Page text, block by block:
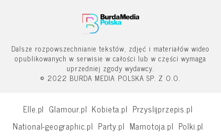
Dalsze rozpowszechnianie tekstów, zdjęć i materiałów wideo
opublikowanych w serwisie w całości lub w części wymaga
uprzedniej zgody wydawcy.
© 2022 BURDA MEDIA POLSKA SP. Z O.O.
Elle.pl Glamour.pl Kobieta.pl Przyslijprzepis.pl
National-geographic.pl Party.pl Mamotoja.pl Polki.pl